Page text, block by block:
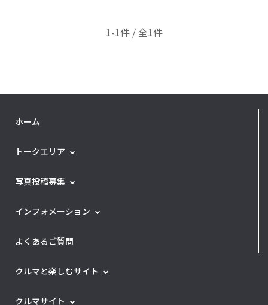
1-1件 / 全1件
ホーム
トークエリア
写真投稿募集
インフォメーション
よくあるご質問
クルマと楽しむサイト
クルマサイト